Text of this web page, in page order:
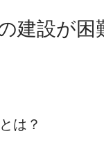
建設が
は？